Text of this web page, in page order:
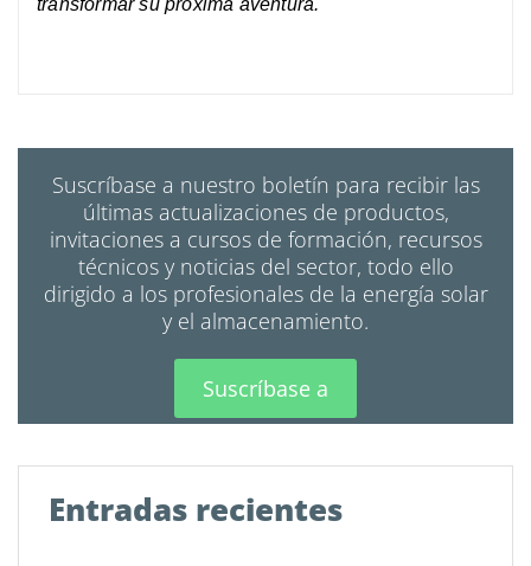
transformar su próxima aventura.
Suscríbase a nuestro boletín para recibir las
últimas actualizaciones de productos,
invitaciones a cursos de formación, recursos
técnicos y noticias del sector, todo ello
dirigido a los profesionales de la energía solar
y el almacenamiento.
Suscríbase a
Entradas recientes